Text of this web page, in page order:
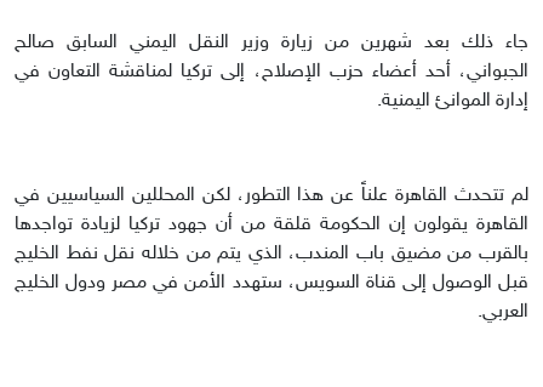
جاء ذلك بعد شهرين من زيارة وزير النقل اليمني السابق صالح
الجبواني، أحد أعضاء حزب الإصلاح، إلى تركيا لمناقشة التعاون في
إدارة الموانئ اليمنية.
لم تتحدث القاهرة علناً عن هذا التطور، لكن المحللين السياسيين في
القاهرة يقولون إن الحكومة قلقة من أن جهود تركيا لزيادة تواجدها
بالقرب من مضيق باب المندب، الذي يتم من خلاله نقل نفط الخليج
قبل الوصول إلى قناة السويس، ستهدد الأمن في مصر ودول الخليج
العربي.